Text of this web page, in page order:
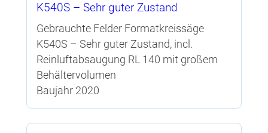
K540S – Sehr guter Zustand
Gebrauchte Felder Formatkreissäge
K540S – Sehr guter Zustand, incl.
Reinluftabsaugung RL 140 mit großem
Behältervolumen
Baujahr 2020